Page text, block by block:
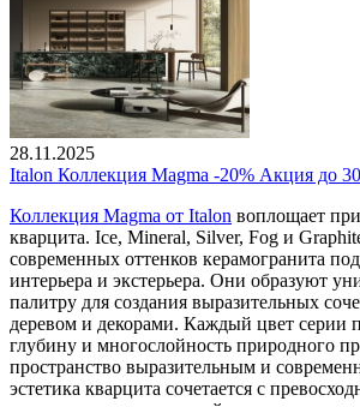
28.11.2025
Italon Коллекция Magma -20% Акция до
Коллекция Magma от Italon воплощает
кварцита. Ice, Mineral, Silver, Fog и
современных оттенков керамогранита
интерьера и экстерьера. Они образуют
палитру для создания выразительных
деревом и декорами. Каждый цвет серии
глубину и многослойность природного
пространство выразительным и
эстетика кварцита сочетается с